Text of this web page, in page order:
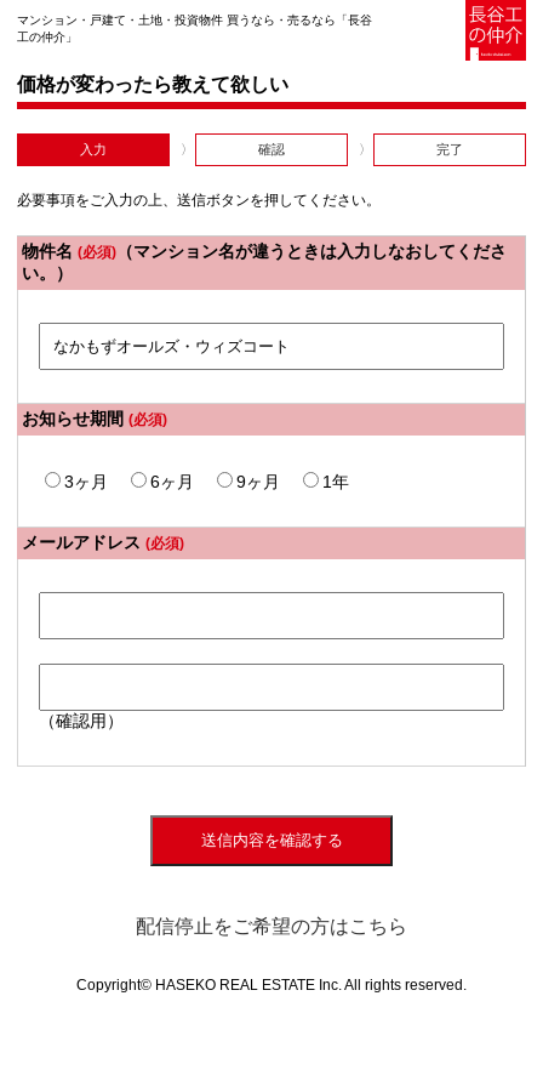
マンション・戸建て・土地・投資物件 買うなら・売るなら「長谷
工の仲介」
価格が変わったら教えて欲しい
入力 確認 完了
必要事項をご入力の上、送信ボタンを押してください。
物件名 (必須) （マンション名が違うときは入力しなおしてくださ
い。）
お知らせ期間 (必須)
3ヶ月 6ヶ月 9ヶ月 1年
メールアドレス (必須)
（確認用）
送信内容を確認する
配信停止をご希望の方はこちら
Copyright© HASEKO REAL ESTATE Inc. All rights reserved.